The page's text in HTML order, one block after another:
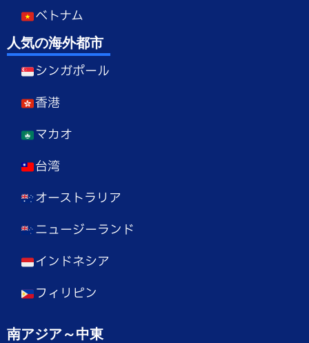
ベトナム
人気の海外都市
シンガポール
香港
マカオ
台湾
オーストラリア
ニュージーランド
インドネシア
フィリピン
南アジア～中東